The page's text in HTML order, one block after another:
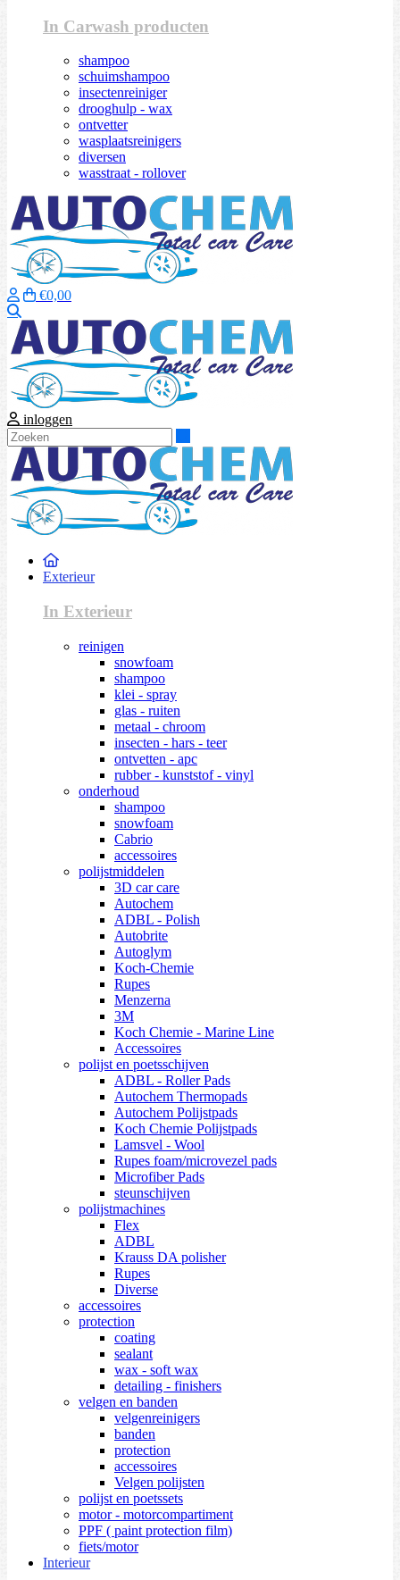
In Carwash producten
shampoo
schuimshampoo
insectenreiniger
drooghulp - wax
ontvetter
wasplaatsreinigers
diversen
wasstraat - rollover
€0,00
inloggen
Exterieur
In Exterieur
reinigen
snowfoam
shampoo
klei - spray
glas - ruiten
metaal - chroom
insecten - hars - teer
ontvetten - apc
rubber - kunststof - vinyl
onderhoud
shampoo
snowfoam
Cabrio
accessoires
polijstmiddelen
3D car care
Autochem
ADBL - Polish
Autobrite
Autoglym
Koch-Chemie
Rupes
Menzerna
3M
Koch Chemie - Marine Line
Accessoires
polijst en poetsschijven
ADBL - Roller Pads
Autochem Thermopads
Autochem Polijstpads
Koch Chemie Polijstpads
Lamsvel - Wool
Rupes foam/microvezel pads
Microfiber Pads
steunschijven
polijstmachines
Flex
ADBL
Krauss DA polisher
Rupes
Diverse
accessoires
protection
coating
sealant
wax - soft wax
detailing - finishers
velgen en banden
velgenreinigers
banden
protection
accessoires
Velgen polijsten
polijst en poetssets
motor - motorcompartiment
PPF ( paint protection film)
fiets/motor
Interieur